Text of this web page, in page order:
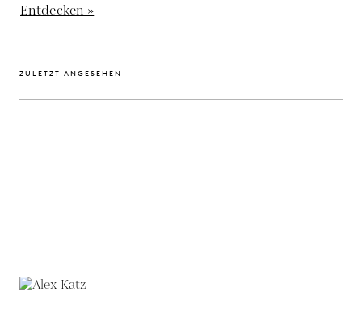
Entdecken »
ZULETZT ANGESEHEN